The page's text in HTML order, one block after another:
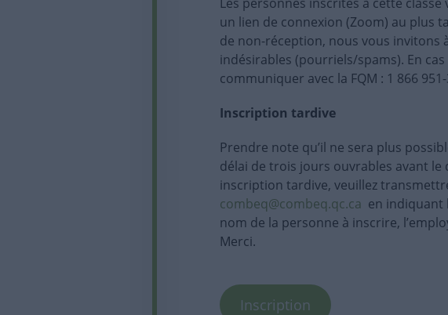
un lien de connexion (Zoom) au plus
de non-réception, nous vous invitons
indésirables (pourriels/spams). En
communiquer avec la FQM : 1 866
Inscription tardive
Prendre note qu’il ne sera plus
délai de trois jours ouvrables avant
inscription tardive, veuillez
combeq@combeq.qc.ca en indiquant
nom de la personne à inscrire,
Merci.
Inscription